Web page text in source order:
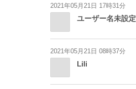
2021年05月21日 17時31分
ユーザー名未設定
2021年05月21日 08時37分
Lili